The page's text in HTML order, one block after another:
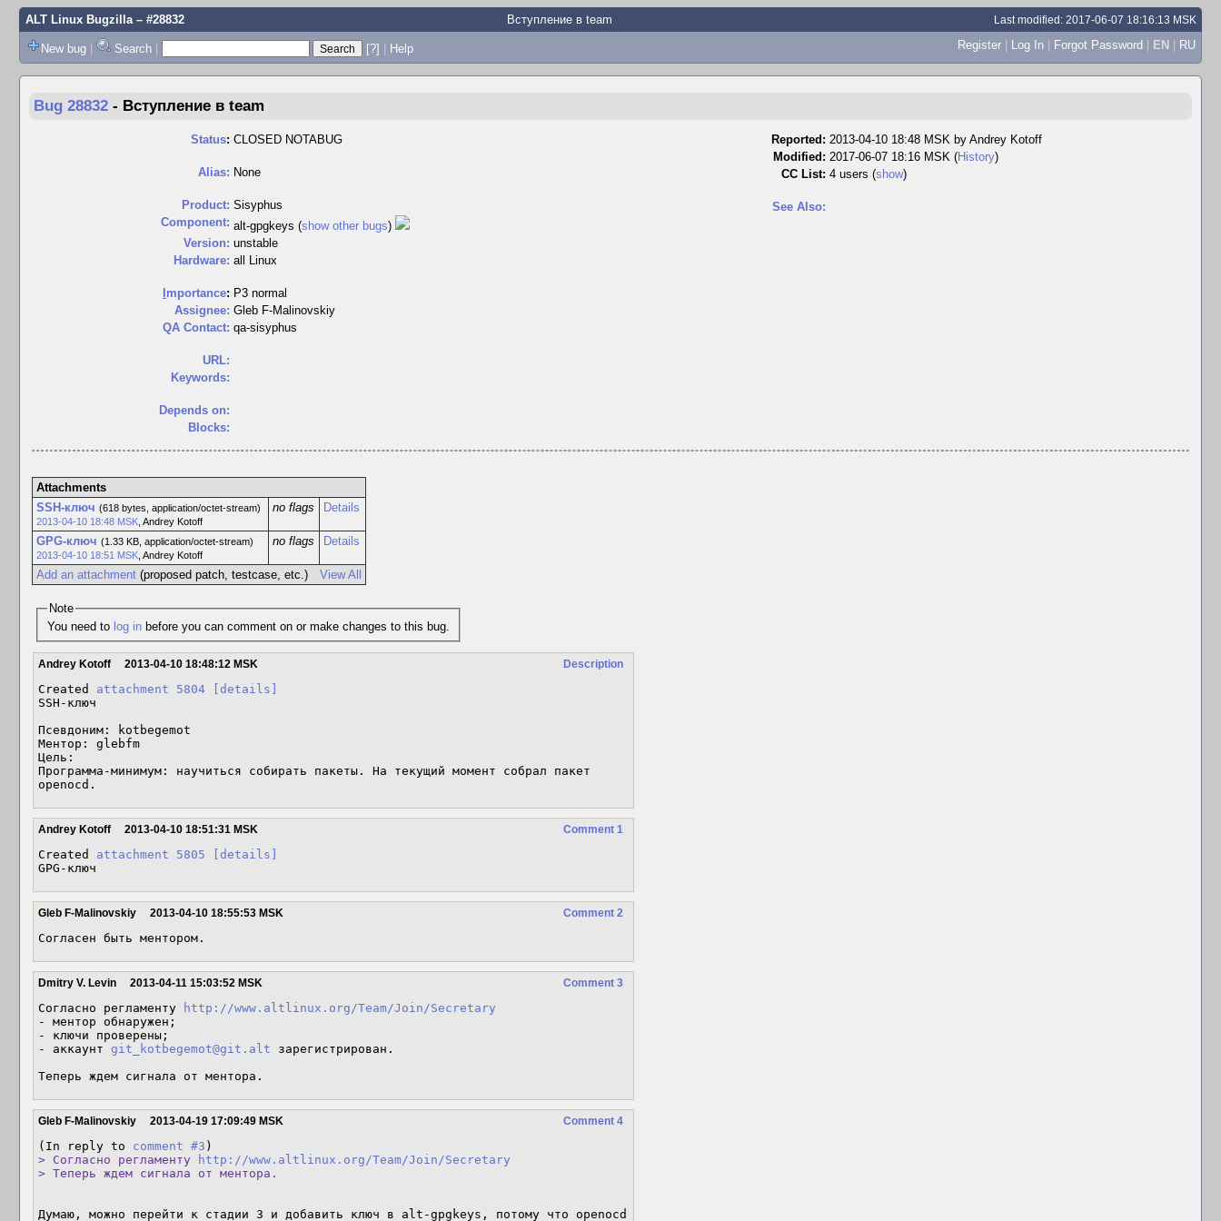
ALT Linux Bugzilla– #28832 Вступление в team Last modified: 2017-06-07 18:16:13 MSK
New bug | Search | [?] | Help Register | Log In | Forgot Password | EN | RU
Bug 28832 - Вступление в team
Status: CLOSED NOTABUG
Alias: None
Product: Sisyphus
Component: alt-gpgkeys (show other bugs)
Version: unstable
Hardware: all Linux
mportance: P3 normal
Assignee: Gleb F-Malinovskiy
QA Contact: qa-sisyphus
URL:
Keywords:
Depends on:
Blocks:
Reported: 2013-04-10 18:48 MSK by Andrey Kotoff
Modified: 2017-06-07 18:16 MSK (History)
CC List: 4 users (show)
See Also:
Attachments
SSH-ключ (618 bytes, application/octet-stream)
2013-04-10 18:48 MSK, Andrey Kotoff
no flags Details
GPG-ключ (1.33 KB, application/octet-stream)
2013-04-10 18:51 MSK, Andrey Kotoff
no flags Details
View All
Add an attachment(proposed patch, testcase, etc.)
Note
You need to log in before you can comment on or make changes to this bug.
Description
Andrey Kotoff 2013-04-10 18:48:12 MSK
Created attachment 5804
[details]
SSH-ключ
Псевдоним: kotbegemot
Ментор: glebfm
Цель:
Программа-минимум: научиться собирать пакеты. На текущий момент собрал пакет
openocd.
Comment 1
Andrey Kotoff 2013-04-10 18:51:31 MSK
Created attachment 5805
[details]
GPG-ключ
Comment 2
Gleb F-Malinovskiy 2013-04-10 18:55:53 MSK
Согласен быть ментором.
Comment 3
Dmitry V. Levin 2013-04-11 15:03:52 MSK
Согласно регламенту
http://www.altlinux.org/Team/Join/Secretary
- ментор обнаружен;
- ключи проверены;
- аккаунт git_kotbegemot@git.alt зарегистрирован.
Теперь ждем сигнала от ментора.
Comment 4
Gleb F-Malinovskiy 2013-04-19 17:09:49 MSK
(In reply to comment #3
> Согласно регламенту
http://www.altlinux.org/Team/Join/Secretary
> Теперь ждем сигнала от ментора.
Думаю, можно перейти к стадии 3 и добавить ключ в alt-gpgkeys, потому что openocd